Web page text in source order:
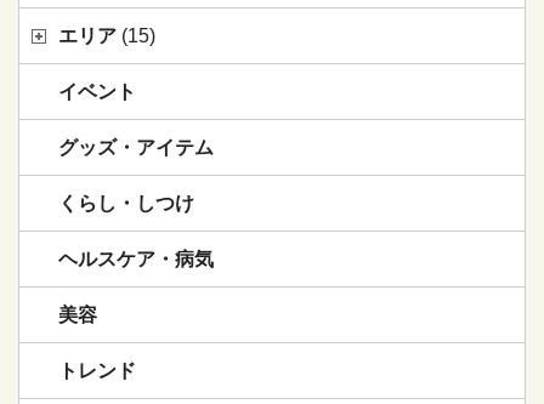
エリア (15)
イベント
グッズ・アイテム
くらし・しつけ
ヘルスケア・病気
美容
トレンド